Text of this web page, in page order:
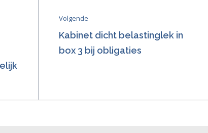
Volgende
Kabinet dicht belastinglek in
box 3 bij obligaties